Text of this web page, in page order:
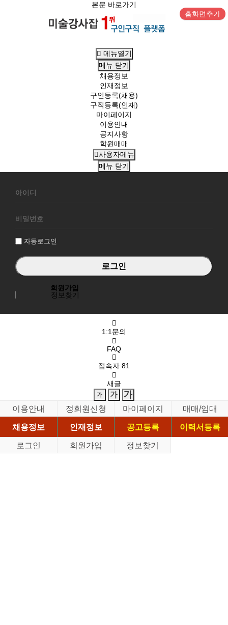
본문 바로가기
홈화면추가
메뉴열기
메뉴 닫기
채용정보
인재정보
구인등록(채용)
구직등록(인재)
마이페이지
이용안내
공지사항
학원매매
사용자메뉴
메뉴 닫기
원
그
자동로그인
회원가입
정보찾기
1:1문의
FAQ
접속자 81
새글
이용안내 정회원신청 마이페이지
매매/임대
채용정보
인재정보 공고등록
이력서등록
로그인
회원가입 정보찾기